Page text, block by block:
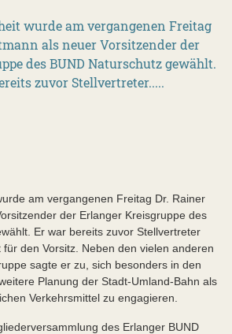
wurde am vergangenen Freitag
als neuer Vorsitzender der
des BUND Naturschutz gewählt.
zuvor Stellvertreter.....
am vergangenen Freitag Dr. Rainer
der Erlanger Kreisgruppe des
Er war bereits zuvor Stellvertreter
den Vorsitz. Neben den vielen anderen
sagte er zu, sich besonders in den
Planung der Stadt-Umland-Bahn als
Verkehrsmittel zu engagieren.
des Erlanger BUND